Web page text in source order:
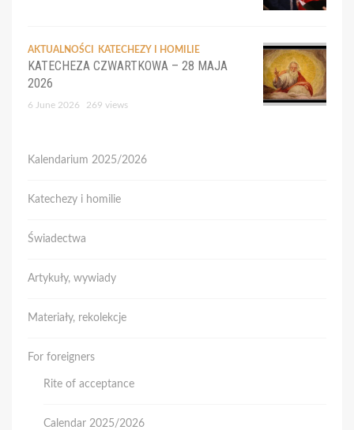
AKTUALNOŚCI KATECHEZY I HOMILIE
KATECHEZA CZWARTKOWA – 28 MAJA
2026
6 June 2026 269 views
Kalendarium 2025/2026
Katechezy i homilie
Świadectwa
Artykuły, wywiady
Materiały, rekolekcje
For foreigners
Rite of acceptance
Calendar 2025/2026